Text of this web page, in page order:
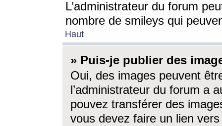
L’administrateur du forum
nombre de smileys qui
Haut
» Puis-je publier des
Oui, des images peuvent
l’administrateur du forum a
pouvez transférer des
vous devez faire un lien